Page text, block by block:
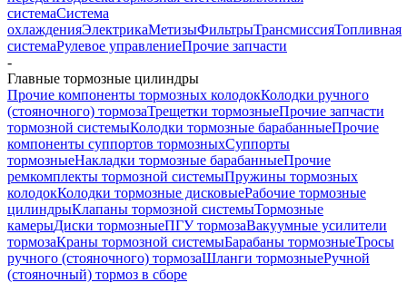
системаСистема
охлажденияЭлектрикаМетизыФильтрыТрансмиссияТопливная
системаРулевое управлениеПрочие запчасти
-
Главные тормозные цилиндры
Прочие компоненты тормозных колодокКолодки ручного
(стояночного) тормозаТрещетки тормозныеПрочие запчасти
тормозной системыКолодки тормозные барабанныеПрочие
компоненты суппортов тормозныхСуппорты
тормозныеНакладки тормозные барабанныеПрочие
ремкомплекты тормозной системыПружины тормозных
колодокКолодки тормозные дисковыеРабочие тормозные
цилиндрыКлапаны тормозной системыТормозные
камерыДиски тормозныеПГУ тормозаВакуумные усилители
тормозаКраны тормозной системыБарабаны тормозныеТросы
ручного (стояночного) тормозаШланги тормозныеРучной
(стояночный) тормоз в сборе